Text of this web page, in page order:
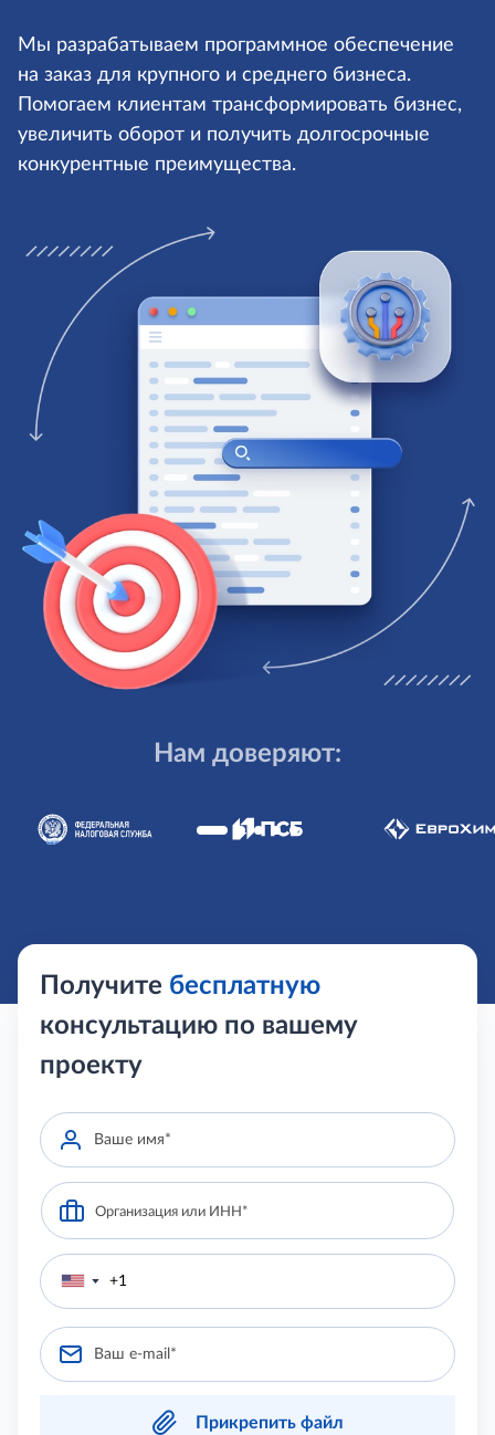
Мы разрабатываем программное обеспечение
на заказ для крупного и среднего бизнеса.
Помогаем клиентам трансформировать бизнес,
увеличить оборот и получить долгосрочные
конкурентные преимущества.
Нам доверяют:
Получите бесплатную
консультацию по вашему
проекту
▼
Прикрепить файл